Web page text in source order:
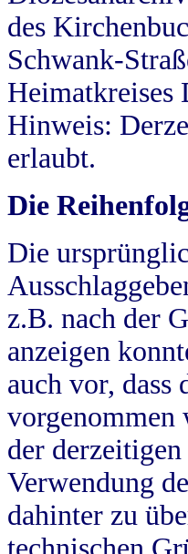
des
Schwank-
Heimatkreises
Hinweis:
erlaubt.
Die
Die
z.B. nach der
anzeigen
auch vor,
vorgenommen
der
Verwendung
dahinter zu